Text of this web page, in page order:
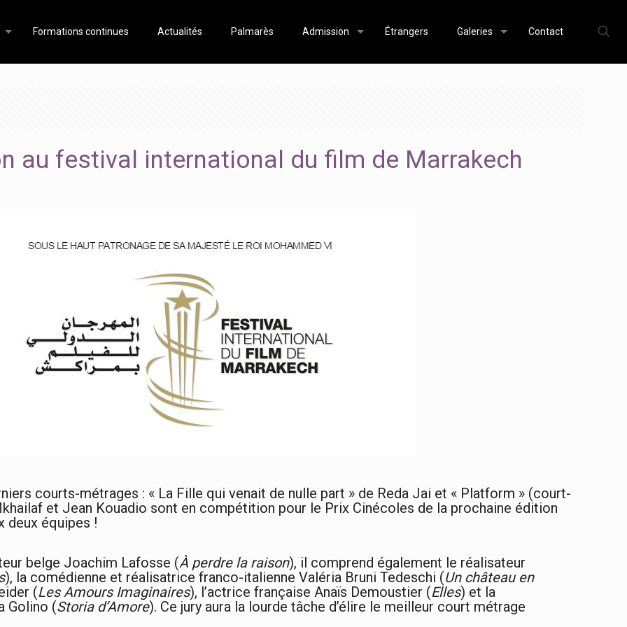
Formations continues Actualités Palmarès Admission Étrangers Galeries Contact
au festival international du film de Marrakech
courts-métrages : « La Fille qui venait de nulle part » de Reda Jai et « Platform » (court-
et Jean Kouadio sont en compétition pour le Prix Cinécoles de la prochaine édition
deux équipes !
belge Joachim Lafosse (À perdre la raison), il comprend également le réalisateur
), la comédienne et réalisatrice franco-italienne Valéria Bruni Tedeschi (Un château en
(Les Amours Imaginaires), l’actrice française Anaïs Demoustier (Elles) et la
Golino (Storia d’Amore). Ce jury aura la lourde tâche d’élire le meilleur court métrage